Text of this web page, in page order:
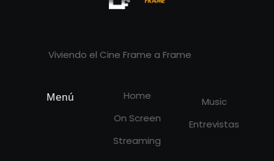
Viviendo el Cine Frame a Frame
Menú
Home
On Screen
Streaming
Music
Entrevistas